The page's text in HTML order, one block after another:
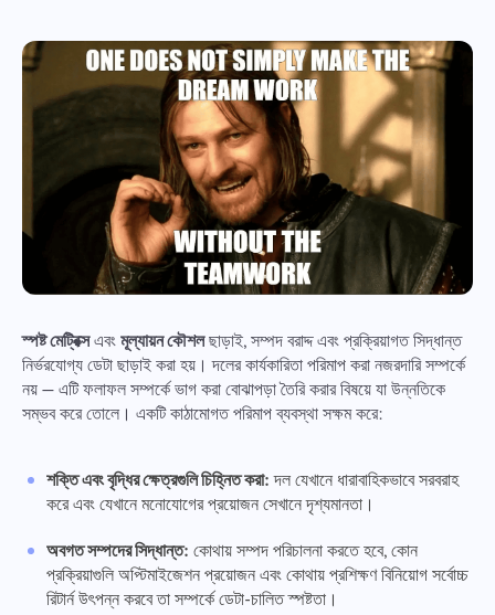
স্পষ্ট মেট্রিক্সএবংমূল্যায়ন কৌশলছাড়াই, সম্পদ বরাদ্দ এবং প্রক্রিয়াগত সিদ্ধান্ত
নির্ভরযোগ্য ডেটা ছাড়াই করা হয়। দলের কার্যকারিতা পরিমাপ করা নজরদারি সম্পর্কে
নয় — এটি ফলাফল সম্পর্কে ভাগ করা বোঝাপড়া তৈরি করার বিষয়ে যা উন্নতিকে
সম্ভব করে তোলে। একটি কাঠামোগত পরিমাপ ব্যবস্থা সক্ষম করে:
শক্তি এবং বৃদ্ধির ক্ষেত্রগুলি চিহ্নিত করা:দল যেখানে ধারাবাহিকভাবে সরবরাহ
করে এবং যেখানে মনোযোগের প্রয়োজন সেখানে দৃশ্যমানতা।
অবগত সম্পদের সিদ্ধান্ত: কোথায় সম্পদ পরিচালনা করতে হবে, কোন
প্রক্রিয়াগুলি অপ্টিমাইজেশন প্রয়োজন এবং কোথায় প্রশিক্ষণ বিনিয়োগ সর্বোচ্চ
রিটার্ন উৎপন্ন করবে তা সম্পর্কে ডেটা-চালিত স্পষ্টতা।